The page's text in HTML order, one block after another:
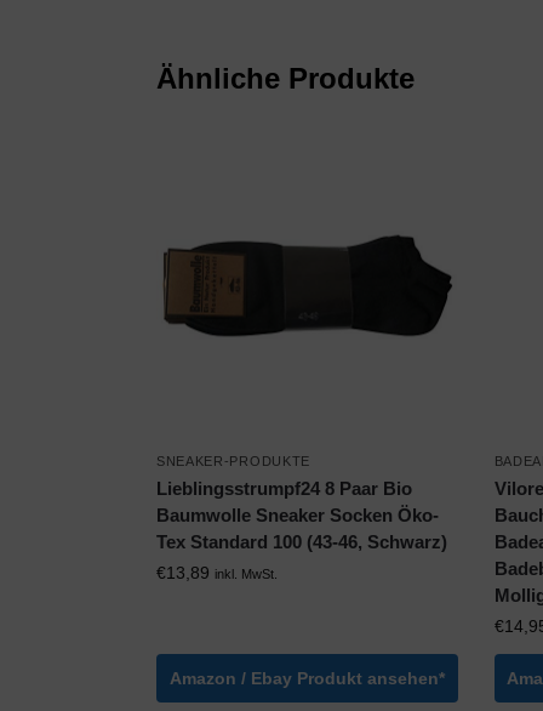
Ähnliche Produkte
SNEAKER-PRODUKTE
Lieblingsstrumpf24 8 Paar Bio
Baumwolle Sneaker Socken Öko-
Tex Standard 100 (43-46, Schwarz)
€13,89 inkl. MwSt.
Amazon / Ebay Produkt ansehen*
€